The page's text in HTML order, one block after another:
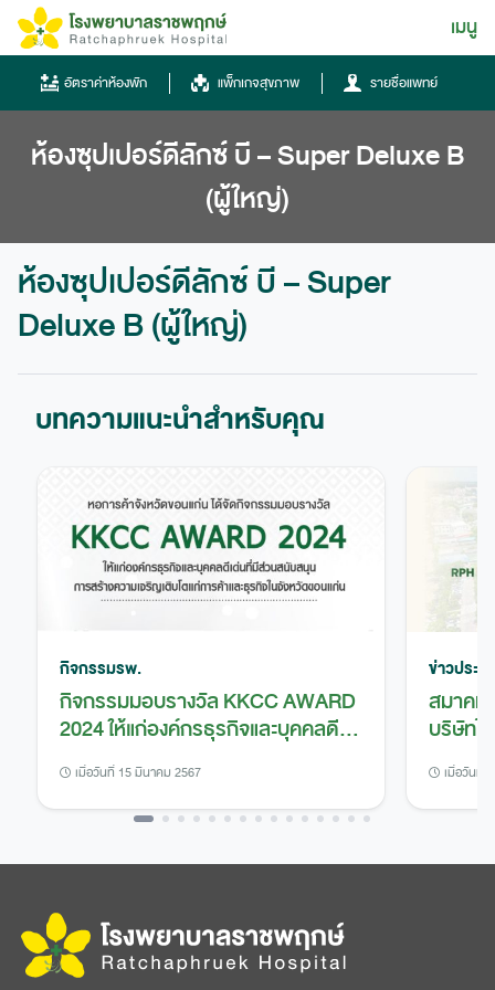
Skip
content
เมนู
โทรศัพท์
ไทย
ไทย
English
Chinese
อัตราค่าห้องพัก แพ็กเกจสุขภาพ รายชื่อแพทย์
ห้องซุปเปอร์ดีลักซ์ บี – Super Deluxe B
(ผู้ใหญ่)
ห้องซุปเปอร์ดีลักซ์ บี – Super
Deluxe B (ผู้ใหญ่)
บทความแนะนำสำหรับคุณ
กิจกรรมรพ.
กิจกรรมมอบรางวัล KKCC AWARD
2024 ให้แก่องค์กรธุรกิจและบุคคลดี
เด่น
เมื่อวันที่ 15 มีนาคม 2567
ข่าวประ
สมาคม
บริษัทไ
โรงพ
CGเมื่อวันที่